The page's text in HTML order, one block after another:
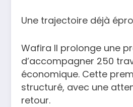
Une trajectoire déjà
Wafira II prolonge une
d’accompagner 250
économique. Cette
structuré, avec une
retour.